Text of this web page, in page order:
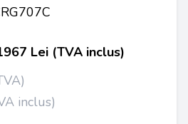
Lei (TVA inclus)
inclus)